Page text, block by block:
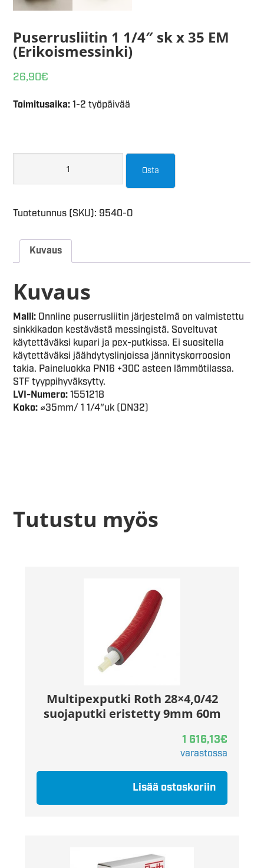
Puserrusliitin 1 1/4″ sk x 35 EM
(Erikoismessinki)
26,90€
Toimitusaika:1-2 työpäivää
Osta
Tuotetunnus (SKU): 9540-O
Kuvaus
Kuvaus
Malli: Onnline puserrusliitin järjestelmä on valmistettu
sinkkikadon kestävästä messingistä. Soveltuvat
käytettäväksi kupari ja pex-putkissa. Ei suositella
käytettäväksi jäähdytyslinjoissa jännityskorroosion
takia. Paineluokka PN16 +30C asteen lämmötilassa.
STF tyyppihyväksytty.
LVI-Numero:1551218
Koko: ⌀35mm/ 1 1/4″uk (DN32)
Tutustu myös
Multipexputki Roth 28×4,0/42
suojaputki eristetty 9mm 60m
1 616,13€
varastossa
Lisää ostoskoriin